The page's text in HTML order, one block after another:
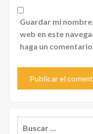
Guardar mi
web en este
haga un